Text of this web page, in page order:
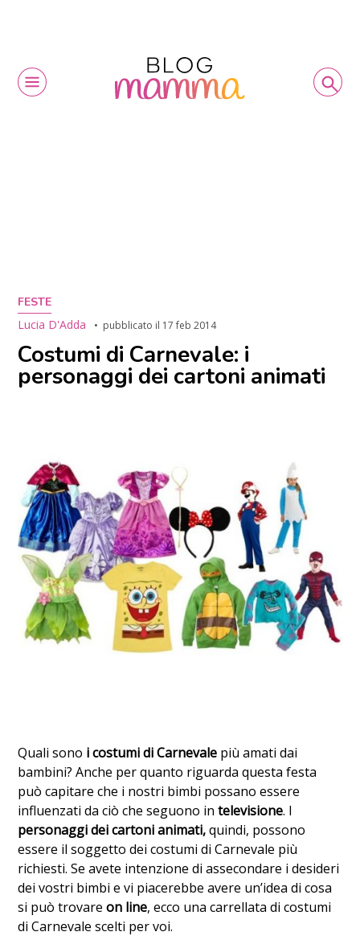
FESTE
Lucia D'Adda
pubblicato il 17 feb 2014
Costumi di Carnevale: i
personaggi dei cartoni animati
Quali sono i costumi di Carnevale più amati dai
bambini? Anche per quanto riguarda questa festa
può capitare che i nostri bimbi possano essere
influenzati da ciò che seguono intelevisione. I
personaggi dei cartoni animati,quindi, possono
essere il soggetto dei costumi di Carnevale più
richiesti. Se avete intenzione di assecondare i desideri
dei vostri bimbi e vi piacerebbe avere un’idea di cosa
si può trovareon line, ecco una carrellata di costumi
di Carnevale scelti per voi.